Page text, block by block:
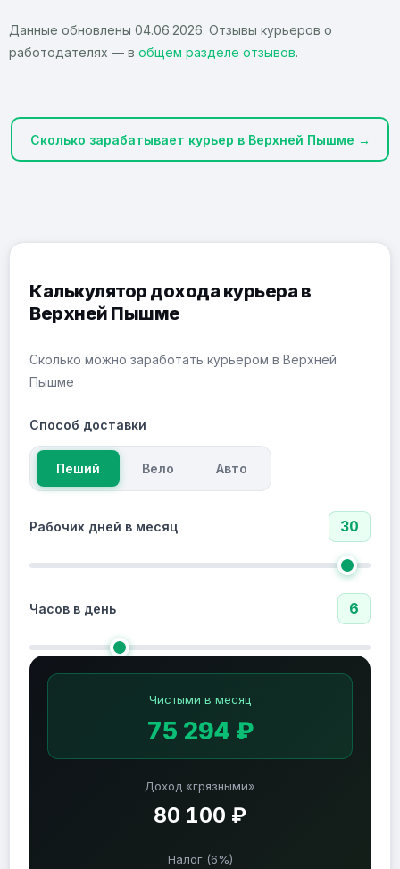
Данные обновлены 04.06.2026. Отзывы курьеров о
работодателях — в общем разделе отзывов.
Сколько зарабатывает курьер в Верхней Пышме →
Калькулятор дохода курьера в
Верхней Пышме
Сколько можно заработать курьером в Верхней
Пышме
Способ доставки
Пеший Вело Авто
Рабочих дней в месяц 30
Часов в день 6
Доход «грязными»
80 100 ₽
Налог (6%)
Чистыми в месяц
75 294 ₽